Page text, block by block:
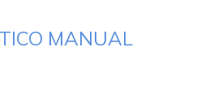
MANUAL